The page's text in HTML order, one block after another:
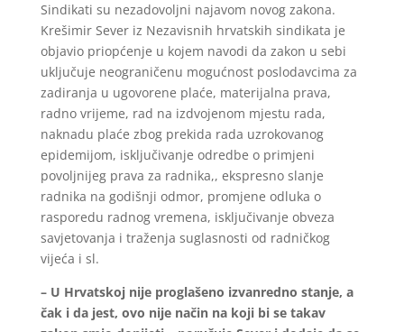
Sindikati su nezadovoljni najavom novog zakona.
Krešimir Sever iz Nezavisnih hrvatskih sindikata je
objavio priopćenje u kojem navodi da zakon u sebi
uključuje neograničenu mogućnost poslodavcima za
zadiranja u ugovorene plaće, materijalna prava,
radno vrijeme, rad na izdvojenom mjestu rada,
naknadu plaće zbog prekida rada uzrokovanog
epidemijom, isključivanje odredbe o primjeni
povoljnijeg prava za radnika,, ekspresno slanje
radnika na godišnji odmor, promjene odluka o
rasporedu radnog vremena, isključivanje obveza
savjetovanja i traženja suglasnosti od radničkog
vijeća i sl.
– U Hrvatskoj nije proglašeno izvanredno stanje, a
čak i da jest, ovo nije način na koji bi se takav